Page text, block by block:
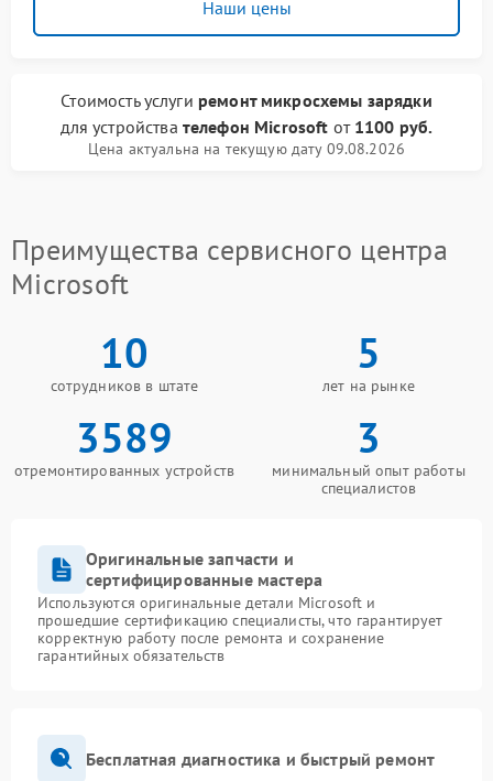
Наши цены
Стоимость услуги ремонт микросхемы зарядки
для устройства телефон Microsoft от 1100 руб.
Цена актуальна на текущую дату 09.08.2026
Преимущества сервисного центра
Microsoft
10
сотрудников в штате
5
лет на рынке
3589
отремонтированных устройств
3
минимальный опыт работы
специалистов
Оригинальные запчасти и
сертифицированные мастера
Используются оригинальные детали Microsoft и
прошедшие сертификацию специалисты, что гарантирует
корректную работу после ремонта и сохранение
гарантийных обязательств
Бесплатная диагностика и быстрый ремонт